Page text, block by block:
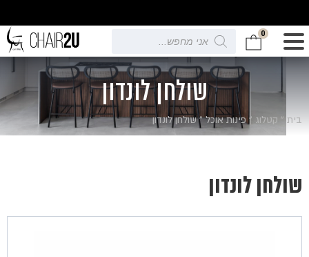
0
Products
search
שולחן לונדון
בית » קטלוג » פינות אוכל»שולחן לונדון
שולחן לונדון